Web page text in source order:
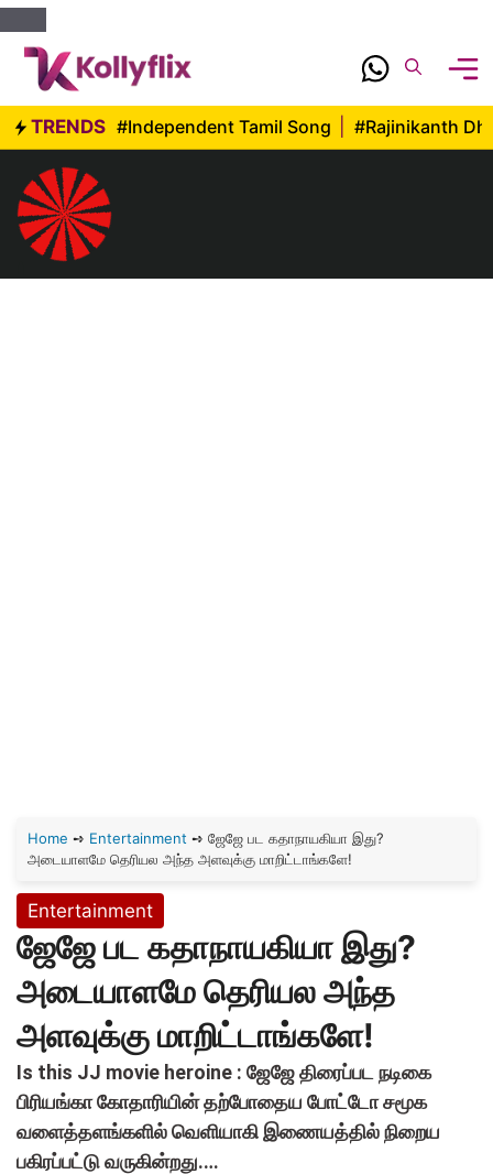
Skip
content
TRENDS #Independent Tamil Song #Rajinikanth
Home ➺ Entertainment ➺ ஜேஜே பட கதாநாயகியா இது?
அடையாளமே தெரியல அந்த அளவுக்கு மாறிட்டாங்களே!
Entertainment
ஜேஜே பட கதாநாயகியா இது?
அடையாளமே தெரியல அந்த
அளவுக்கு மாறிட்டாங்களே!
Is this JJ movie heroine : ஜேஜே திரைப்பட நடிகை
பிரியங்கா கோதாரியின் தற்போதைய போட்டோ சமூக
வளைத்தளங்களில் வெளியாகி இணையத்தில் நிறைய
பகிரப்பட்டு வருகின்றது.…